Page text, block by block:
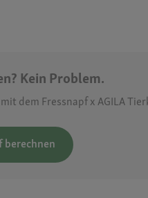
Kein Problem.
dem Fressnapf x AGILA
berechnen